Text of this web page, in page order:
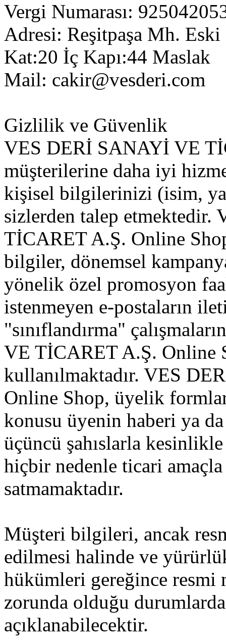
Vergi Numarası:
Adresi: Reşitpaşa Mh.
Kat:20 İç Kapı:44 Maslak
Mail: cakir@vesderi.com
Gizlilik ve Güvenlik
VES DERİ SANAYİ VE
müşterilerine daha iyi
kişisel bilgilerinizi (isim,
sizlerden talep
TİCARET A.Ş. Online
bilgiler, dönemsel
yönelik özel promosyon
istenmeyen e-postaların
"sınıflandırma"
VE TİCARET A.Ş. Online
kullanılmaktadır. VES
Online Shop, üyelik
konusu üyenin haberi ya
üçüncü şahıslarla
hiçbir nedenle ticari
satmamaktadır.
Müşteri bilgileri, ancak
edilmesi halinde ve
hükümleri gereğince resmi
zorunda olduğu
açıklanabilecektir.